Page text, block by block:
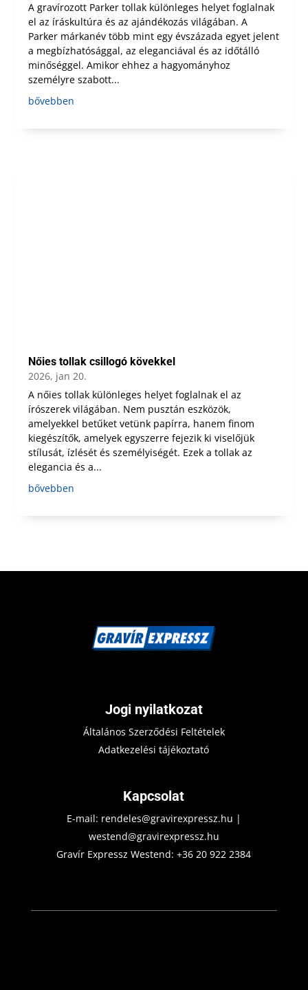
A gravírozott Parker tollak különleges helyet foglalnak
el az íráskultúra és az ajándékozás világában. A
Parker márkanév több mint egy évszázada egyet jelent
a megbízhatósággal, az eleganciával és az időtálló
minőséggel. Amikor ehhez a hagyományhoz
személyre szabott...
bővebben
Nőies tollak csillogó kövekkel
2026, jan 20.
A nőies tollak különleges helyet foglalnak el az
írószerek világában. Nem pusztán eszközök,
amelyekkel betűket vetünk papírra, hanem finom
kiegészítők, amelyek egyszerre fejezik ki viselőjük
stílusát, ízlését és személyiségét. Ezek a tollak az
elegancia és a...
bővebben
Jogi nyilatkozat
Általános Szerződési Feltételek
Adatkezelési tájékoztató
Kapcsolat
E-mail: rendeles@gravirexpressz.hu |
westend@gravirexpressz.hu
Gravír Expressz Westend:+36 20 922 2384